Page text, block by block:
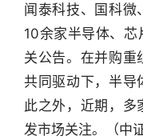
行
业
闻泰科技、国科微
10余家半导体、芯
关公告。在并购重
共同驱动下，半导
此之外，近期，多
发市场关注。（中证